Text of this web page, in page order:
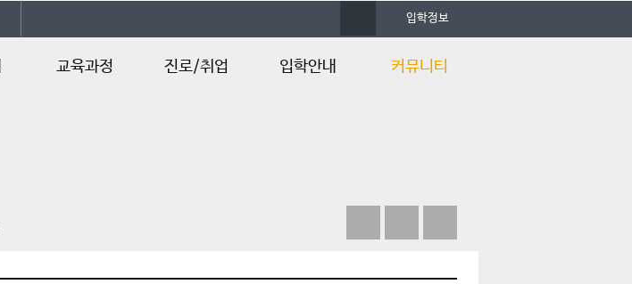
입학정보
교육과정 진로/취업 입학안내 커뮤니티
언론속의 건양